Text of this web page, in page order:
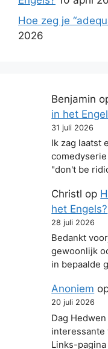
Hoe zeg je
2026
Benjamin
in het
31 juli 2026
Ik zag laatst
"don't be
Christl op
het Engels?
28 juli 2026
Bedankt
gewoonlijk
in bepaalde
Anoniem
20 juli 2026
Dag
interessante
Links-